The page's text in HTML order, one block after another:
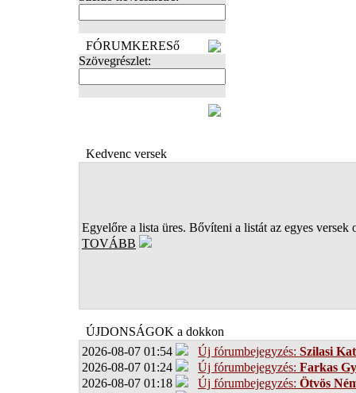
FÓRUMKERESő
Szövegrészlet:
Kedvenc versek
Egyelőre a lista üres. Bővíteni a listát az egyes versek
TOVÁBB
ÚJDONSÁGOK a dokkon
2026-08-07 01:54
Új fórumbejegyzés: Szilasi
2026-08-07 01:24
Új fórumbejegyzés: Farkas
2026-08-07 01:18
Új fórumbejegyzés: Ötvös